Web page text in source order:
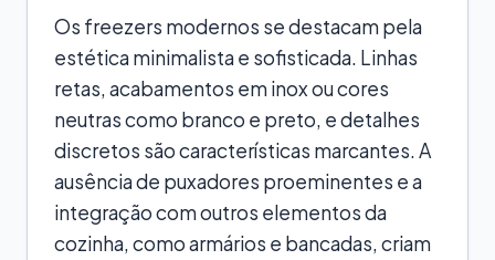
Os freezers modernos se destacam pela
estética minimalista e sofisticada. Linhas
retas, acabamentos em inox ou cores
neutras como branco e preto, e detalhes
discretos são características marcantes. A
ausência de puxadores proeminentes e a
integração com outros elementos da
cozinha, como armários e bancadas, criam